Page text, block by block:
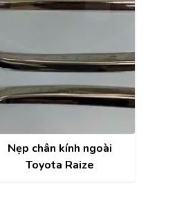
Nẹp chân kính ngoài
Toyota Raize